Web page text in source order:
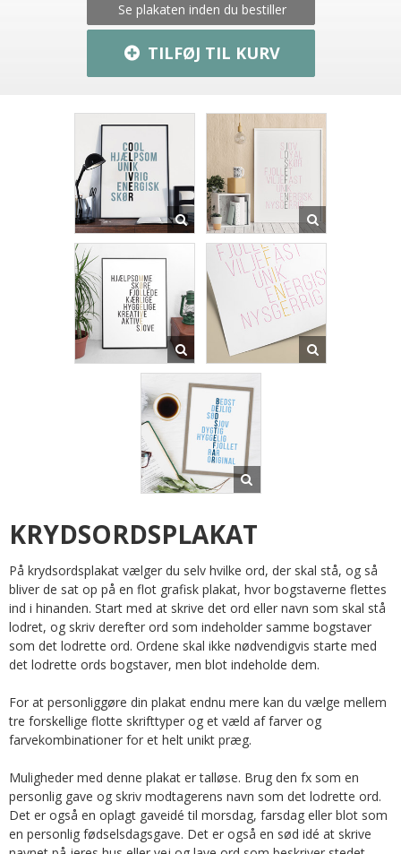
Se plakaten inden du bestiller
TILFØJ TIL KURV
KRYDSORDSPLAKAT
På krydsordsplakat vælger du selv hvilke ord, der skal stå, og så
bliver de sat op på en flot grafisk plakat, hvor bogstaverne flettes
ind i hinanden. Start med at skrive det ord eller navn som skal stå
lodret, og skriv derefter ord som indeholder samme bogstaver
som det lodrette ord. Ordene skal ikke nødvendigvis starte med
det lodrette ords bogstaver, men blot indeholde dem.
For at personliggøre din plakat endnu mere kan du vælge mellem
tre forskellige flotte skrifttyper og et væld af farver og
farvekombinationer for et helt unikt præg.
Muligheder med denne plakat er talløse. Brug den fx som en
personlig gave og skriv modtagerens navn som det lodrette ord.
Det er også en oplagt gaveidé til morsdag, farsdag eller blot som
en personlig fødselsdagsgave. Det er også en sød idé at skrive